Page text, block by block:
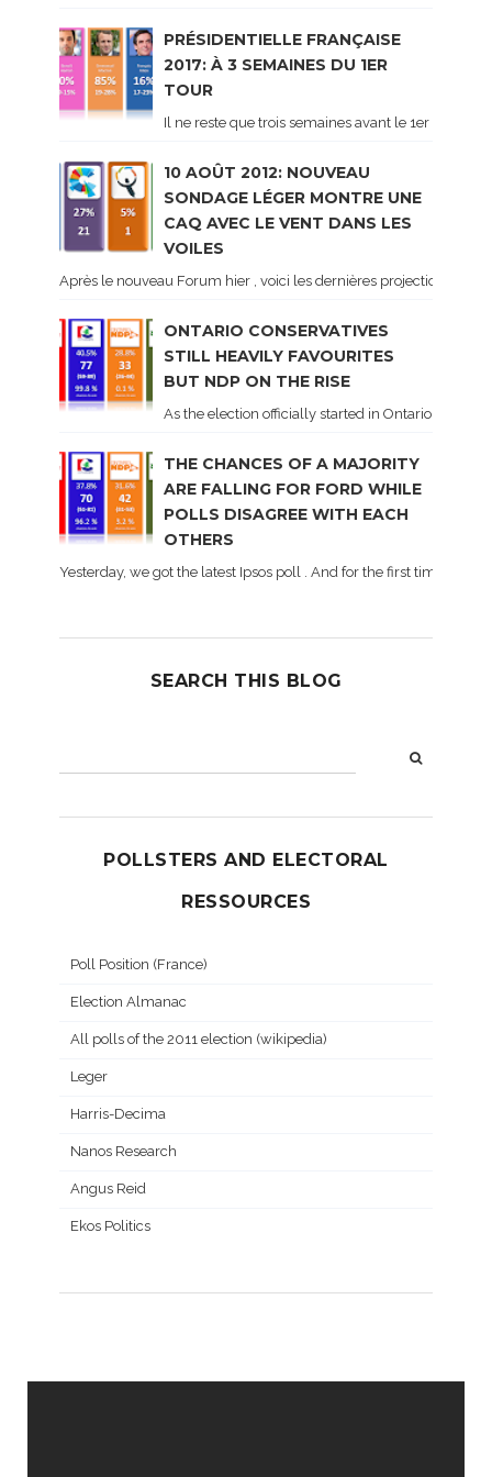
PRÉSIDENTIELLE FRANÇAISE
2017: À 3 SEMAINES DU 1ER
TOUR
Il ne reste que trois semaines avant le 1er tour de
10 AOÛT 2012: NOUVEAU
SONDAGE LÉGER MONTRE UNE
CAQ AVEC LE VENT DANS LES
VOILES
Après le nouveau Forum hier , voici les dernières projections
ONTARIO CONSERVATIVES
STILL HEAVILY FAVOURITES
BUT NDP ON THE RISE
As the election officially started in Ontario, some
THE CHANCES OF A MAJORITY
ARE FALLING FOR FORD WHILE
POLLS DISAGREE WITH EACH
OTHERS
Yesterday, we got the latest Ipsos poll . And for the first time
SEARCH THIS BLOG
POLLSTERS AND ELECTORAL
RESSOURCES
Poll Position (France)
Election Almanac
All polls of the 2011 election (wikipedia)
Leger
Harris-Decima
Nanos Research
Angus Reid
Ekos Politics